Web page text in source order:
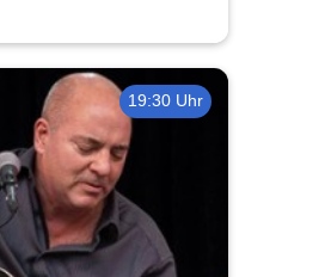
19:30 Uhr